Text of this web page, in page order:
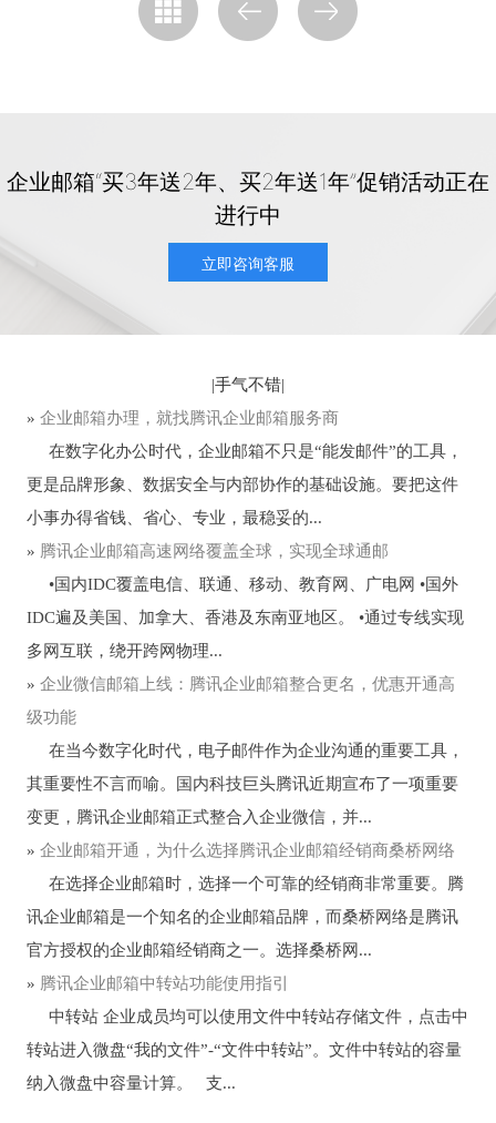
企业邮箱“买3年送2年、买2年送1年”促销活动正在
进行中
立即咨询客服
|手气不错|
» 企业邮箱办理，就找腾讯企业邮箱服务商
在数字化办公时代，企业邮箱不只是“能发邮件”的工具，
更是品牌形象、数据安全与内部协作的基础设施。要把这件
小事办得省钱、省心、专业，最稳妥的...
» 腾讯企业邮箱高速网络覆盖全球，实现全球通邮
•国内IDC覆盖电信、联通、移动、教育网、广电网 •国外
IDC遍及美国、加拿大、香港及东南亚地区。 •通过专线实现
多网互联，绕开跨网物理...
» 企业微信邮箱上线：腾讯企业邮箱整合更名，优惠开通高
级功能
在当今数字化时代，电子邮件作为企业沟通的重要工具，
其重要性不言而喻。国内科技巨头腾讯近期宣布了一项重要
变更，腾讯企业邮箱正式整合入企业微信，并...
» 企业邮箱开通，为什么选择腾讯企业邮箱经销商桑桥网络
在选择企业邮箱时，选择一个可靠的经销商非常重要。腾
讯企业邮箱是一个知名的企业邮箱品牌，而桑桥网络是腾讯
官方授权的企业邮箱经销商之一。选择桑桥网...
» 腾讯企业邮箱中转站功能使用指引
中转站 企业成员均可以使用文件中转站存储文件，点击中
转站进入微盘“我的文件”-“文件中转站”。文件中转站的容量
纳入微盘中容量计算。 支...